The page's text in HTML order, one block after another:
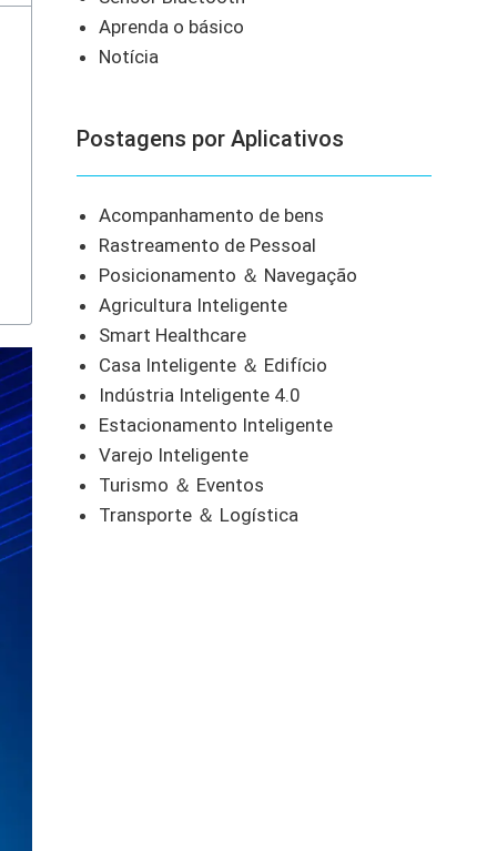
Aprenda o básico
Notícia
Postagens por Aplicativos
Acompanhamento de bens
Rastreamento de Pessoal
Posicionamento ＆ Navegação
Agricultura Inteligente
Smart Healthcare
Casa Inteligente ＆ Edifício
Indústria Inteligente 4.0
Estacionamento Inteligente
Varejo Inteligente
Turismo ＆ Eventos
Transporte ＆ Logística